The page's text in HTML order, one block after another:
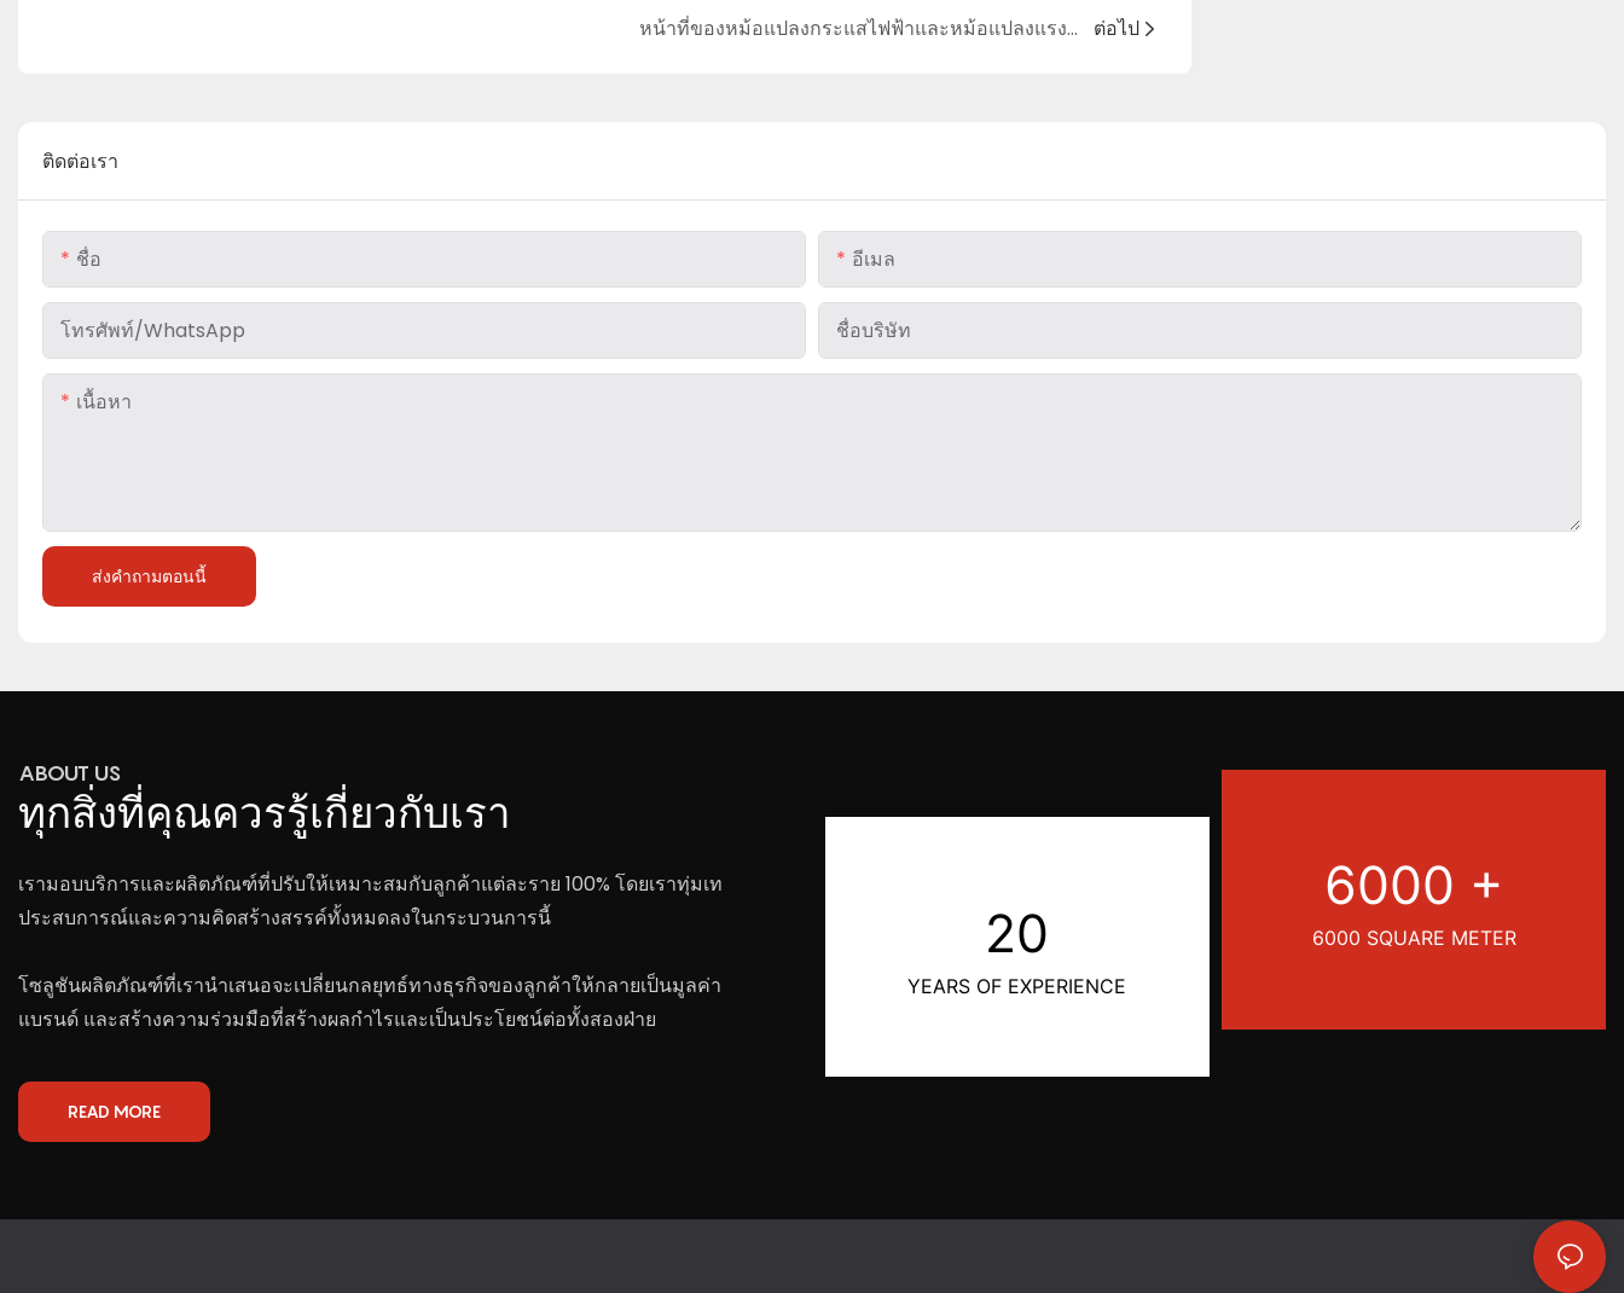
หน้าที่ของหม้อแปลงกระแสไฟฟ้าและหม้อแปลงแรงดันไฟฟ้าคืออะไร？ ต่อไป
ติดต่อเรา
ชื่อ อีเมล
โทรศัพท์/WhatsApp ชื่อบริษัท
เนื้อหา
ส่งคำถามตอนนี้
ABOUT US
ทุกสิ่งที่คุณควรรู้เกี่ยวกับเรา
เรามอบบริการและผลิตภัณฑ์ที่ปรับให้เหมาะสมกับลูกค้าแต่ละราย 100% โดยเราทุ่มเท
ประสบการณ์และความคิดสร้างสรรค์ทั้งหมดลงในกระบวนการนี้
โซลูชันผลิตภัณฑ์ที่เรานำเสนอจะเปลี่ยนกลยุทธ์ทางธุรกิจของลูกค้าให้กลายเป็นมูลค่า
แบรนด์ และสร้างความร่วมมือที่สร้างผลกำไรและเป็นประโยชน์ต่อทั้งสองฝ่าย
READ MORE
20
YEARS OF EXPERIENCE
6000 +
6000 SQUARE METER